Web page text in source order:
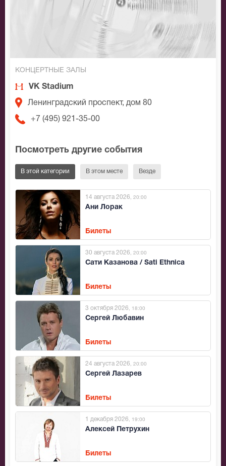
КОНЦЕРТНЫЕ ЗАЛЫ
VK Stadium
Ленинградский проспект, дом 80
+7 (495) 921-35-00
Посмотреть другие события
В этой категории В этом месте Везде
Ани Лорак
14 августа 2026 , 20:00
Билеты
Сати Казанова / Sati Ethnica
30 августа 2026 , 20:00
Билеты
Сергей Любавин
3 октября 2026 , 18:00
Билеты
Сергей Лазарев
24 августа 2026 , 20:00
Билеты
Алексей Петрухин
1 декабря 2026 , 19:00
Билеты